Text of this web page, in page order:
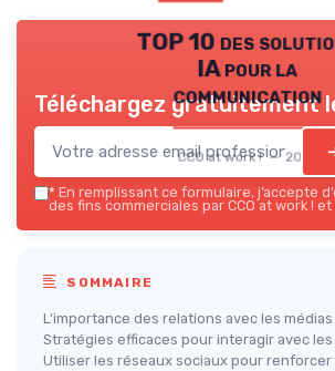
TOP 10 des
IA pour la
communication
CCO at work ! — 2026
Téléchargez gratuitement
* En remplissant ce formulaire, j’accepte
des fins commerciales par CCO at work !
SOMMAIRE
L'importance des relations avec les médias
Stratégies efficaces pour interagir avec
Utiliser les réseaux sociaux pour